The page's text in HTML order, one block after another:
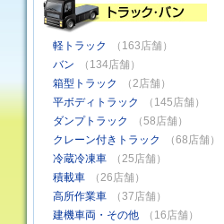
軽トラック
（163店舗）
バン
（134店舗）
箱型トラック
（2店舗）
平ボディトラック
（145店舗）
ダンプトラック
（58店舗）
クレーン付きトラック
（68店舗）
冷蔵冷凍車
（25店舗）
積載車
（26店舗）
高所作業車
（37店舗）
建機車両・その他
（16店舗）